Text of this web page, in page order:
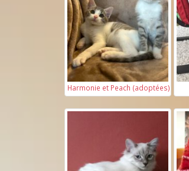
Harmonie et Peach (adoptées)